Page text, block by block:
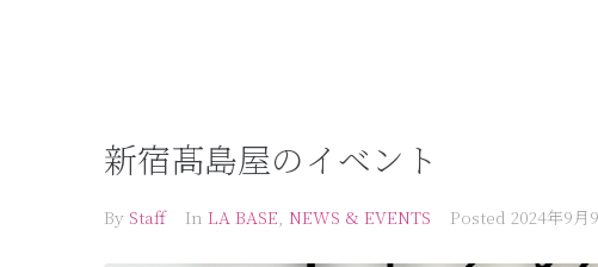
新宿髙島屋のイベント
By Staff In LA BASE, NEWS & EVENTS Posted 2024年9月